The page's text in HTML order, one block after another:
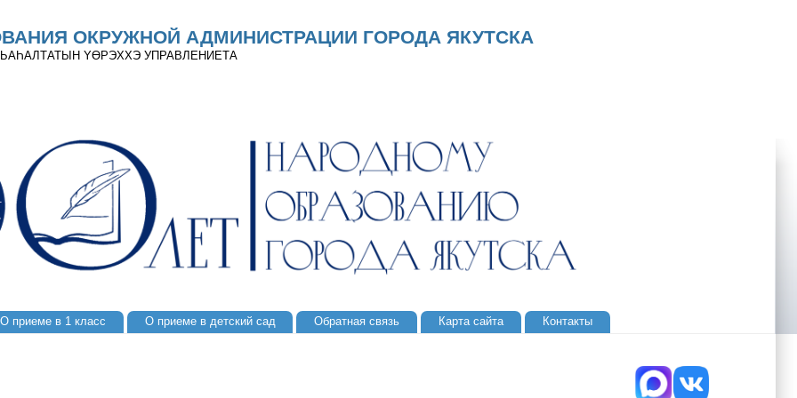
ОКРУЖНОЙ АДМИНИСТРАЦИИ ГОРОДА ЯКУТСКА
YӨРЭХХЭ УПРАВЛЕНИЕТА
О приеме в 1 класс О приеме в детский сад Обратная связь Карта сайта Контакты